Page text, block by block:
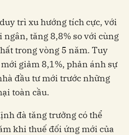
trì xu hướng tích cực, với
ngân, tăng 8,8% so với cùng
trong vòng 5 năm. Tuy
giảm 8,1%, phản ánh sự
đầu tư mới trước những
toàn cầu.
đà tăng trưởng có thể
khi thuế đối ứng mới của